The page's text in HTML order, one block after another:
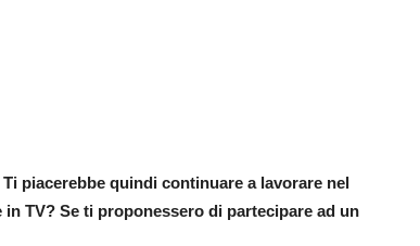
piacerebbe quindi continuare a lavorare nel
TV? Se ti proponessero di partecipare ad un